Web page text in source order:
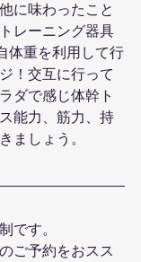
に味わったこと
レーニング器具
体重を利用して行
！交互に行って
ダで感じ体幹ト
能力、筋力、持
ましょう。
です。
ご予約をおスス